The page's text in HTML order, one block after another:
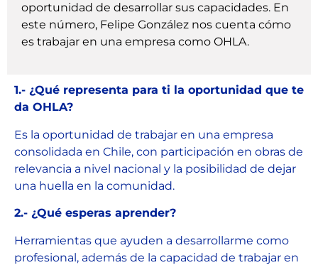
oportunidad de desarrollar sus capacidades. En
este número, Felipe González nos cuenta cómo
es trabajar en una empresa como OHLA.
1.- ¿Qué representa para ti la oportunidad que te
da OHLA?
Es la oportunidad de trabajar en una empresa
consolidada en Chile, con participación en obras de
relevancia a nivel nacional y la posibilidad de dejar
una huella en la comunidad.
2.- ¿Qué esperas aprender?
Herramientas que ayuden a desarrollarme como
profesional, además de la capacidad de trabajar en